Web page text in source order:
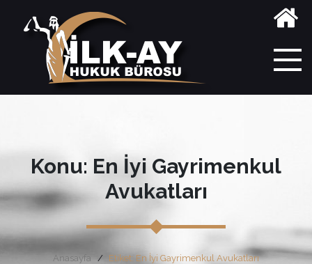
Konu: En İyi Gayrimenkul
Avukatları
Anasayfa Etiket: En İyi Gayrimenkul Avukatları